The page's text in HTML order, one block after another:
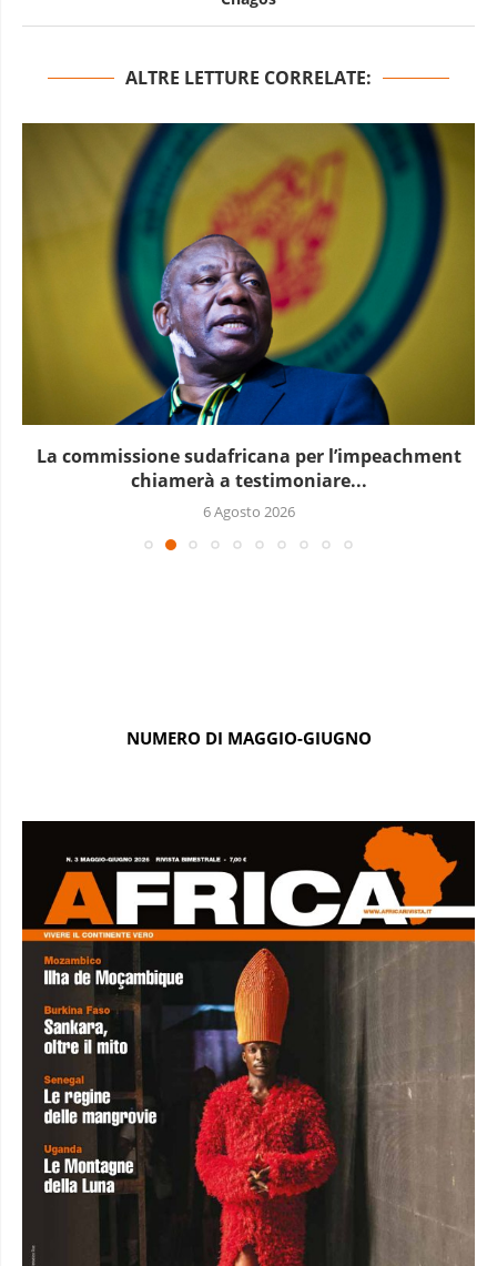
ALTRE LETTURE CORRELATE:
La commissione sudafricana per l’impeachment
chiamerà a testimoniare...
6 Agosto 2026
NUMERO DI MAGGIO-GIUGNO